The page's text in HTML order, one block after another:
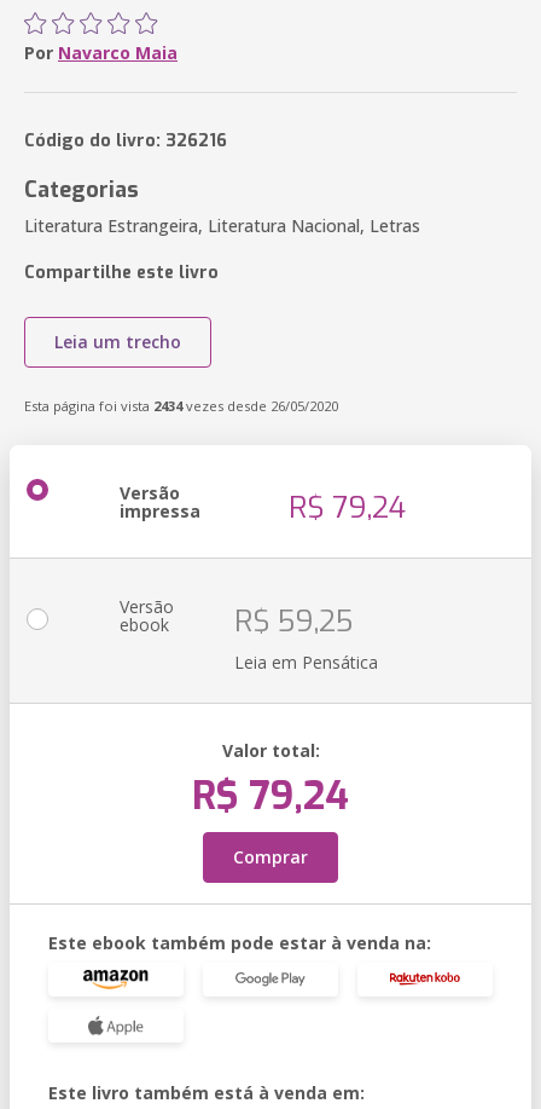
Por Navarco Maia
Código do livro: 326216
Categorias
Literatura Estrangeira, Literatura Nacional, Letras
Compartilhe este livro
Leia um trecho
Esta página foi vista 2434vezes desde 26/05/2020
Versão
impressa R$ 79,24
Versão
ebook R$ 59,25
Leia em Pensática
Valor total:
R$ 79,24
Comprar
Este ebook também pode estar à venda na:
Este livro também está à venda em: